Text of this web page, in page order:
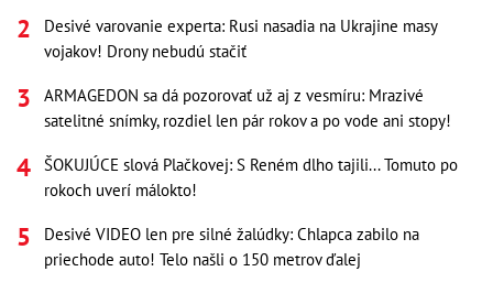
Desivé varovanie experta: Rusi nasadia na Ukrajine masy
vojakov! Drony nebudú stačiť
ARMAGEDON sa dá pozorovať už aj z vesmíru: Mrazivé
satelitné snímky, rozdiel len pár rokov a po vode ani stopy!
ŠOKUJÚCE slová Plačkovej: S Reném dlho tajili... Tomuto po
rokoch uverí málokto!
Desivé VIDEO len pre silné žalúdky: Chlapca zabilo na
priechode auto! Telo našli o 150 metrov ďalej